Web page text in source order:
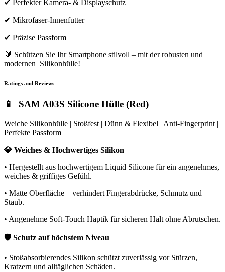
✔ Perfekter Kamera- & Displayschutz
✔ Mikrofaser-Innenfutter
✔ Präzise Passform
🔰 Schützen Sie Ihr Smartphone stilvoll – mit der robusten und
modernen Silikonhülle!
Ratings and Reviews
📱 SAM A03S Silicone Hülle (Red)
Weiche Silikonhülle | Stoßfest | Dünn & Flexibel | Anti-Fingerprint |
Perfekte Passform
💎 Weiches & Hochwertiges Silikon
• Hergestellt aus hochwertigem Liquid Silicone für ein angenehmes,
weiches & griffiges Gefühl.
• Matte Oberfläche – verhindert Fingerabdrücke, Schmutz und
Staub.
• Angenehme Soft-Touch Haptik für sicheren Halt ohne Abrutschen.
🛡️ Schutz auf höchstem Niveau
• Stoßabsorbierendes Silikon schützt zuverlässig vor Stürzen,
Kratzern und alltäglichen Schäden.